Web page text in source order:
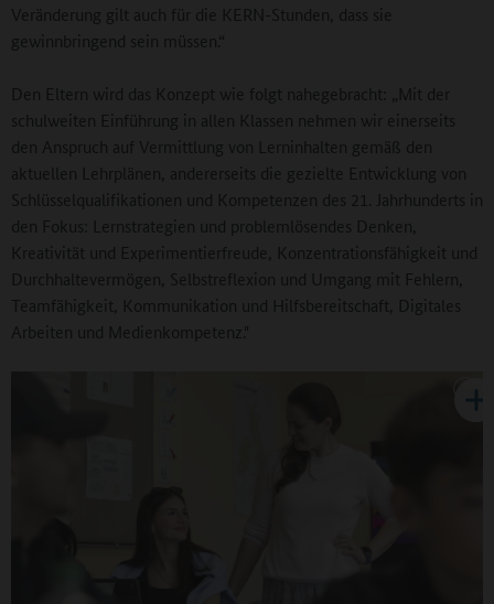
Veränderung gilt auch für die KERN-Stunden, dass sie
gewinnbringend sein müssen.“
Den Eltern wird das Konzept wie folgt nahegebracht: „Mit der
schulweiten Einführung in allen Klassen nehmen wir einerseits
den Anspruch auf Vermittlung von Lerninhalten gemäß den
aktuellen Lehrplänen, andererseits die gezielte Entwicklung von
Schlüsselqualifikationen und Kompetenzen des 21. Jahrhunderts in
den Fokus: Lernstrategien und problemlösendes Denken,
Kreativität und Experimentierfreude, Konzentrationsfähigkeit und
Durchhaltevermögen, Selbstreflexion und Umgang mit Fehlern,
Teamfähigkeit, Kommunikation und Hilfsbereitschaft, Digitales
Arbeiten und Medienkompetenz."